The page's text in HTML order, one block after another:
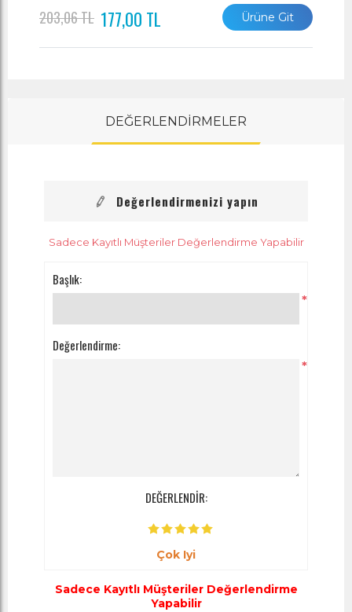
203,06 TL 177,00 TL Ürüne Git
DEĞERLENDİRMELER
Değerlendirmenizi yapın
Sadece Kayıtlı Müşteriler Değerlendirme Yapabilir
Başlık:
*
Değerlendirme:
*
DEĞERLENDİR:
Çok Iyi
Sadece Kayıtlı Müşteriler Değerlendirme
Yapabilir